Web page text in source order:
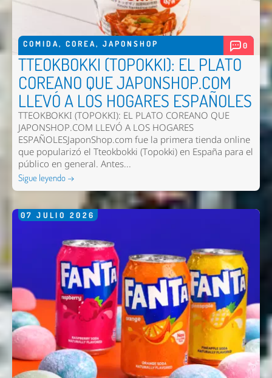
COMIDA, COREA, JAPONSHOP 0
TTEOKBOKKI (TOPOKKI): EL PLATO
COREANO QUE JAPONSHOP.COM
LLEVÓ A LOS HOGARES ESPAÑOLES
TTEOKBOKKI (TOPOKKI): EL PLATO COREANO QUE
JAPONSHOP.COM LLEVÓ A LOS HOGARES
ESPAÑOLESJaponShop.com fue la primera tienda online
que popularizó el Tteokbokki (Topokki) en España para el
público en general. Antes...
Sigue leyendo →
07 JULIO 2026
Nombre *
Email *
Comentario *